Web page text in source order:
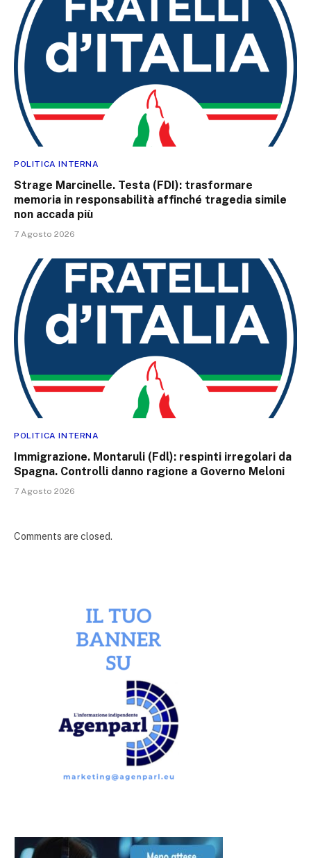
POLITICA INTERNA
Strage Marcinelle. Testa (FDI): trasformare
memoria in responsabilità affinché tragedia simile
non accada più
7 Agosto 2026
POLITICA INTERNA
Immigrazione. Montaruli (Fdl): respinti irregolari da
Spagna. Controlli danno ragione a Governo Meloni
7 Agosto 2026
Comments are closed.